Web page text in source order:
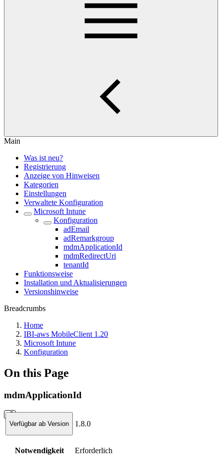
Main
Was ist neu?
Registrierung
Anzeige von Hinweisen
Kategorien
Einstellungen
Verwaltete Konfiguration
Microsoft Intune
Konfiguration
adEmail
adRemarkgroup
mdmApplicationId
mdmRedirectUri
tenantId
Funktionsweise
Installation und Aktualisierungen
Versionshinweise
Breadcrumbs
Home
IBI-aws MobileClient 1.20
Microsoft Intune
Konfiguration
On this Page
mdmApplicationId
Verfügbar ab Version 1.8.0
Notwendigkeit Erforderlich